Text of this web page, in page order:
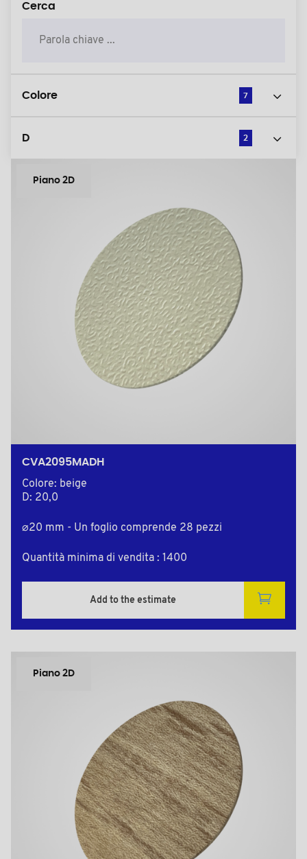
Cerca
Colore 7
D 2
Piano 2D
CVA2095MADH
Colore: beige
D: 20,0
⌀20 mm - Un foglio comprende 28 pezzi
Quantità minima di vendita : 1400
Add to the estimate
Piano 2D